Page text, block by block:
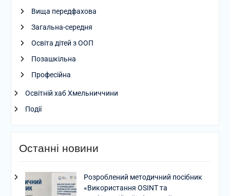
Вища передфахова
Загальна-середня
Освіта дітей з ООП
Позашкільна
Професійна
Освітній хаб Хмельниччини
Події
Останні новини
Розроблений методичний посібник
«Використання OSINT та